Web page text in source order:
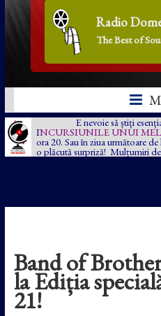
Radio
The Best of
E nevoie să știți
INCURSIUNILE UNUI
ora 20. Sau în ziua următoare
o plăcută surpriză! Mulțumiri
Band of
la Ediția
21!